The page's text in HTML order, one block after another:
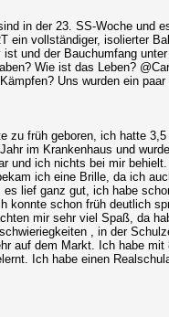
in der 23. SS-Woche und
ein vollständiger, isolierter
und der Bauchumfang
Wie ist das Leben?
Uns wurden ein
zu früh geboren, ich hatte
im Krankenhaus und
und ich nichts bei mir
ich eine Brille, da ich
lief ganz gut, ich habe
konnte schon früh deutlich
mir sehr viel Spaß, da
, in der
auf dem Markt. Ich habe mit
Ich habe einen